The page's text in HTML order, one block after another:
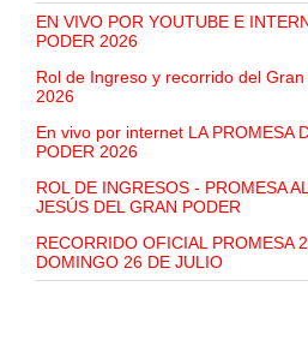
EN VIVO POR YOUTUBE E
PODER 2026
Rol de Ingreso y recorrido del
2026
En vivo por internet LA PROMESA
PODER 2026
ROL DE INGRESOS - PROMESA
JESÚS DEL GRAN PODER
RECORRIDO OFICIAL PROMESA
DOMINGO 26 DE JULIO